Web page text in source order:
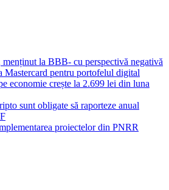
la BBB- cu perspectivă negativă
Mastercard pentru portofelul digital
economie crește la 2.699 lei din luna
sunt obligate să raporteze anual
proiectelor din PNRR